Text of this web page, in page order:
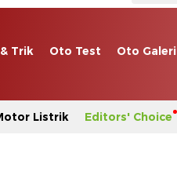
Trik Oto Test Oto Galeri
Listrik Editors' Choice